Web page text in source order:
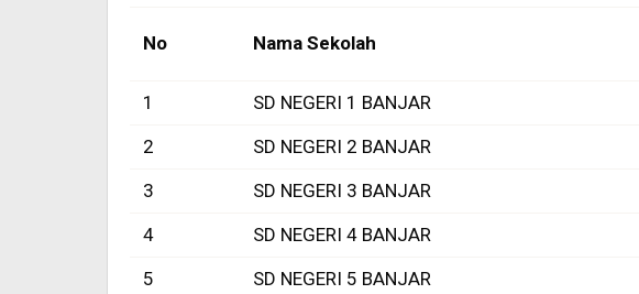
No Nama Sekolah
1 SD NEGERI 1 BANJAR
2
SD NEGERI 2 BANJAR
3
SD NEGERI 3 BANJAR
4
SD NEGERI 4 BANJAR
5
SD NEGERI 5 BANJAR